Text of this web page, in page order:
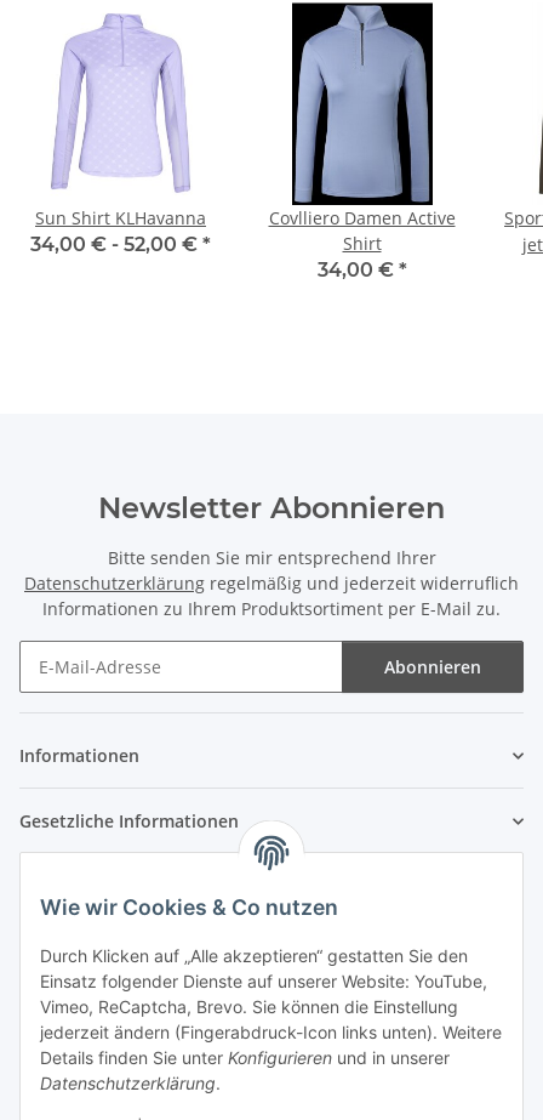
Wie wir Cookies & Co nutzen
Durch Klicken auf „Alle akzeptieren“ gestatten Sie den
Einsatz folgender Dienste auf unserer Website: YouTube,
Vimeo, ReCaptcha, Brevo. Sie können die Einstellung
jederzeit ändern (Fingerabdruck-Icon links unten). Weitere
Details finden Sie unter Konfigurieren und in unserer
Datenschutzerklärung.
Sun Shirt KLHavanna
34,00 € - 52,00 € *
Covlliero Damen Active
Shirt
34,00 € *
Newsletter Abonnieren
Bitte senden Sie mir entsprechend Ihrer
Datenschutzerklärung regelmäßig und jederzeit widerruflich
Informationen zu Ihrem Produktsortiment per E-Mail zu.
Abonnieren
Informationen
Gesetzliche Informationen